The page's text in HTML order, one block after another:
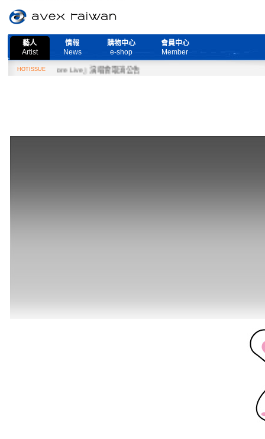
藝人
Artist
情報
News
購物中心
e-shop
會員中心
Member
HOTISSUE
More Live』演唱會取消公告